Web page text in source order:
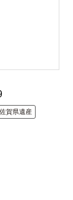
佐賀県遺産